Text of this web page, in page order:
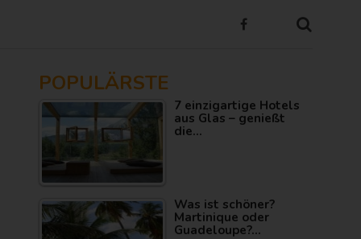
POPULÄRSTE
7 einzigartige Hotels
aus Glas – genießt
die…
Was ist schöner?
Martinique oder
Guadeloupe?…